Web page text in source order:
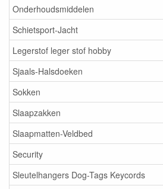
Onderhoudsmiddelen
Schietsport-Jacht
Legerstof leger stof hobby
Sjaals-Halsdoeken
Sokken
Slaapzakken
Slaapmatten-Veldbed
Security
Sleutelhangers Dog-Tags Keycords